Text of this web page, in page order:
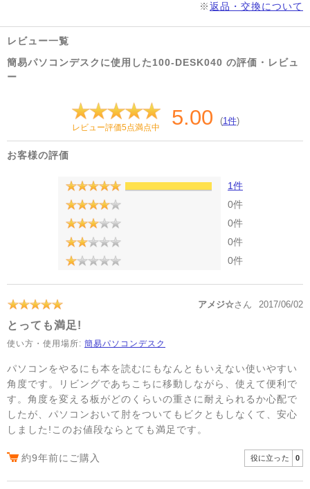
※返品・交換について
レビュー一覧
簡易パソコンデスクに使用した100-DESK040 の評価・レビュ
ー
レビュー評価5点満点中 5.00 (1件)
お客様の評価
1件
0件
0件
0件
0件
アメジ☆さん 2017/06/02
とっても満足!
使い方・使用場所: 簡易パソコンデスク
パソコンをやるにも本を読むにもなんともいえない使いやすい
角度です。リビングであちこちに移動しながら、使えて便利で
す。角度を変える板がどのくらいの重さに耐えられるか心配で
したが、パソコンおいて肘をついてもビクともしなくて、安心
しました!このお値段ならとても満足です。
約9年前にご購入 役に立った 0